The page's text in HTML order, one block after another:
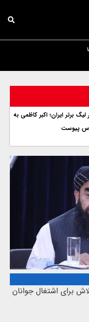
برتر ایران؛ اکبر کاظمی به
پیوست
برای اشتغال جوانان